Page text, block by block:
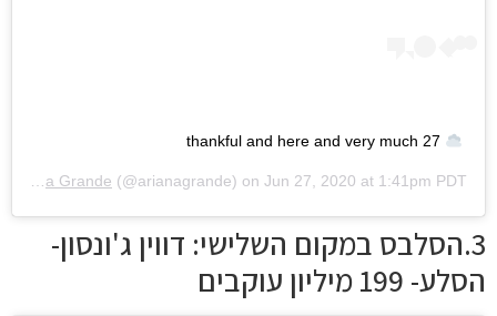
Ariana Grande (@arianagrande) on Jun 27, 2020 at 1:41pm PDT
3.הסלבס במקום השלישי: דווין ג'ונסון-
הסלע- 199 מיליון עוקבים